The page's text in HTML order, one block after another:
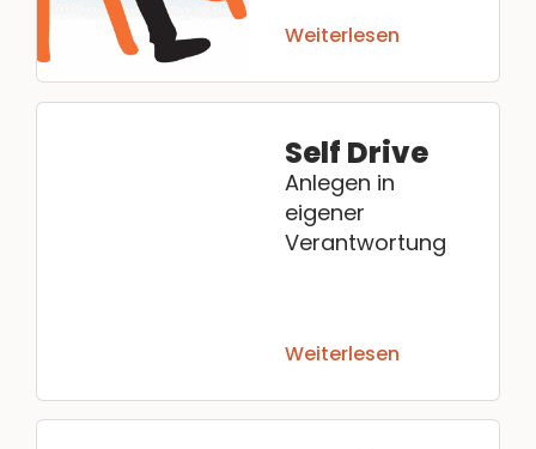
Weiterlesen
Self Drive
Anlegen in
eigener
Verantwortung
Weiterlesen